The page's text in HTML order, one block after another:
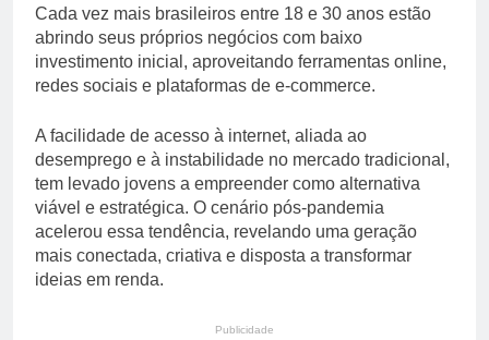
Cada vez mais brasileiros entre 18 e 30 anos estão
abrindo seus próprios negócios com baixo
investimento inicial, aproveitando ferramentas online,
redes sociais e plataformas de e-commerce.
A facilidade de acesso à internet, aliada ao
desemprego e à instabilidade no mercado tradicional,
tem levado jovens a empreender como alternativa
viável e estratégica. O cenário pós-pandemia
acelerou essa tendência, revelando uma geração
mais conectada, criativa e disposta a transformar
ideias em renda.
Publicidade